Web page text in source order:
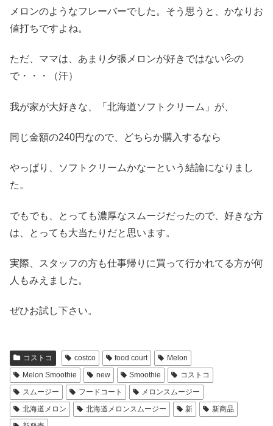
メロンのようなフレーバーでした。そう思うと、かなりお
値打ちですよね。
ただ、ママは、あまり夕張メロンが好きではない💦の
で・・・（汗）
我が家が大好きな、「北海道ソフトクリーム」が、
同じ金額の240円なので、どちらか購入するなら
やっぱり、ソフトクリームかなーという結論になりまし
た。
でもでも、とっても濃厚なスムージだったので、好きな方
は、とっても大当たりだと思います。
実際、スタッフの方も仕事帰りに買って行かれてる方が何
人もみえました。
ぜひお試し下さい。
コストコ costco food court
Melon
Melon Smoothie
new Smoothie
コストコ
スムージー
フードコート
メロンスムージー
北海道メロン
北海道メロンスムージー 新
新商品